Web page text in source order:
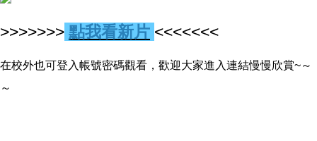
>>>>>>> 點我看新片 <<<<<<<
在校外也可登入帳號密碼觀看，歡迎大家進入連結慢慢欣賞~～
～